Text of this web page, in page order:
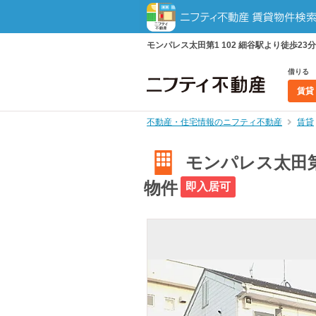
モンパレス太田第1 102 細谷駅より徒歩23
借りる
賃貸
不動産・住宅情報のニフティ不動産 賃貸
モンパレス太田
物件
即入居可